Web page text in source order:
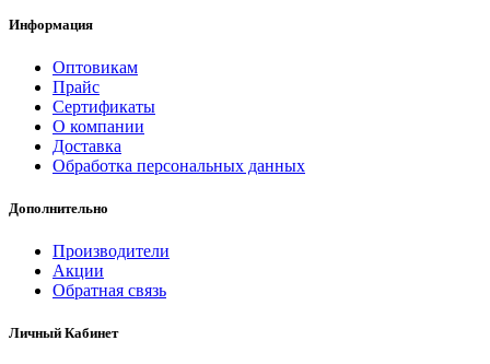
Информация
Оптовикам
Прайс
Сертификаты
О компании
Доставка
Обработка персональных данных
Дополнительно
Производители
Акции
Обратная связь
Личный Кабинет